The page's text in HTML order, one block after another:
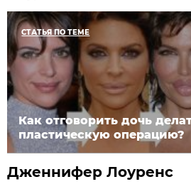
СТАТЬЯ ПО ТЕМЕ
Как отговорить дочь
пластическую операцию?
Дженнифер Лоуренс